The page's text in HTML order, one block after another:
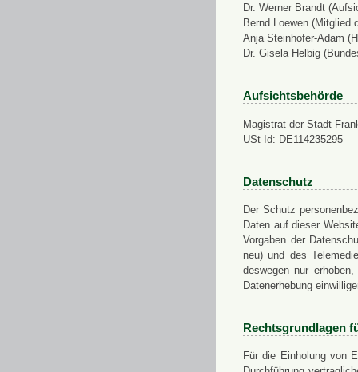
Dr. Werner Brandt
Bernd Loewen (Mitglied
Anja Steinhofer-Adam
Dr. Gisela Helbig
Aufsichtsbehörde
Magistrat der Stadt
USt-Id: DE114235295
Datenschutz
Der Schutz
Daten auf dieser
Vorgaben der
neu) und des
deswegen nur
Datenerhebung
Rechtsgrundlagen
Für die Einholung von